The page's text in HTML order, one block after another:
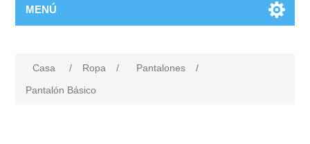
MENÚ
Casa / Ropa / Pantalones
/
Pantalón Básico